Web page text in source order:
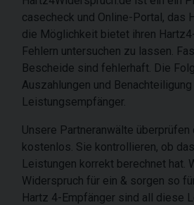
casecheck und Online-Portal, das
die Möglichkeit bietet ihren
Fehlern untersuchen zu lassen.
Bescheide sind fehlerhaft. Die
Auszahlungen und
Leistungsempfänger.
Unsere Partneranwälte
kostenlos. Sie kontrollieren, ob
Leistungen korrekt berechnet hat.
Widerspruch für ein & sorgen so
Hartz 4-Empfänger sind all diese